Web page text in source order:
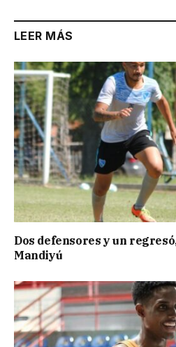
LEER MÁS
Dos defensores y un
Mandiyú